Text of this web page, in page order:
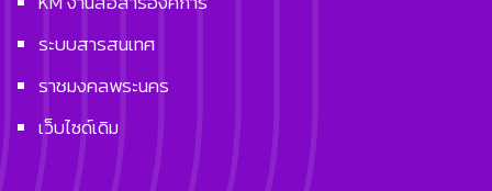
ระบบสารสนเทศ
ราชมงคลพระนคร
เว็บไซด์เดิม